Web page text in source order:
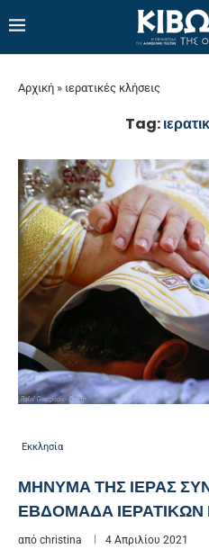
Αρχική » ιερατικές κλήσεις
Tag:
Εκκλησία
ΜΗΝΥΜΑ ΤΗΣ ΙΕΡΑΣ
ΕΒΔΟΜΑΔΑ
από christina 4 Απριλίου 2021